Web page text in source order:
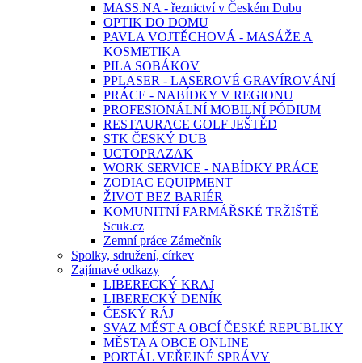
MASS.NA - řeznictví v Českém Dubu
OPTIK DO DOMU
PAVLA VOJTĚCHOVÁ - MASÁŽE A
KOSMETIKA
PILA SOBÁKOV
PPLASER - LASEROVÉ GRAVÍROVÁNÍ
PRÁCE - NABÍDKY V REGIONU
PROFESIONÁLNÍ MOBILNÍ PÓDIUM
RESTAURACE GOLF JEŠTĚD
STK ČESKÝ DUB
UCTOPRAZAK
WORK SERVICE - NABÍDKY PRÁCE
ZODIAC EQUIPMENT
ŽIVOT BEZ BARIÉR
KOMUNITNÍ FARMÁŘSKÉ TRŽIŠTĚ
Scuk.cz
Zemní práce Zámečník
Spolky, sdružení, církev
Zajímavé odkazy
LIBERECKÝ KRAJ
LIBERECKÝ DENÍK
ČESKÝ RÁJ
SVAZ MĚST A OBCÍ ČESKÉ REPUBLIKY
MĚSTA A OBCE ONLINE
PORTÁL VEŘEJNÉ SPRÁVY